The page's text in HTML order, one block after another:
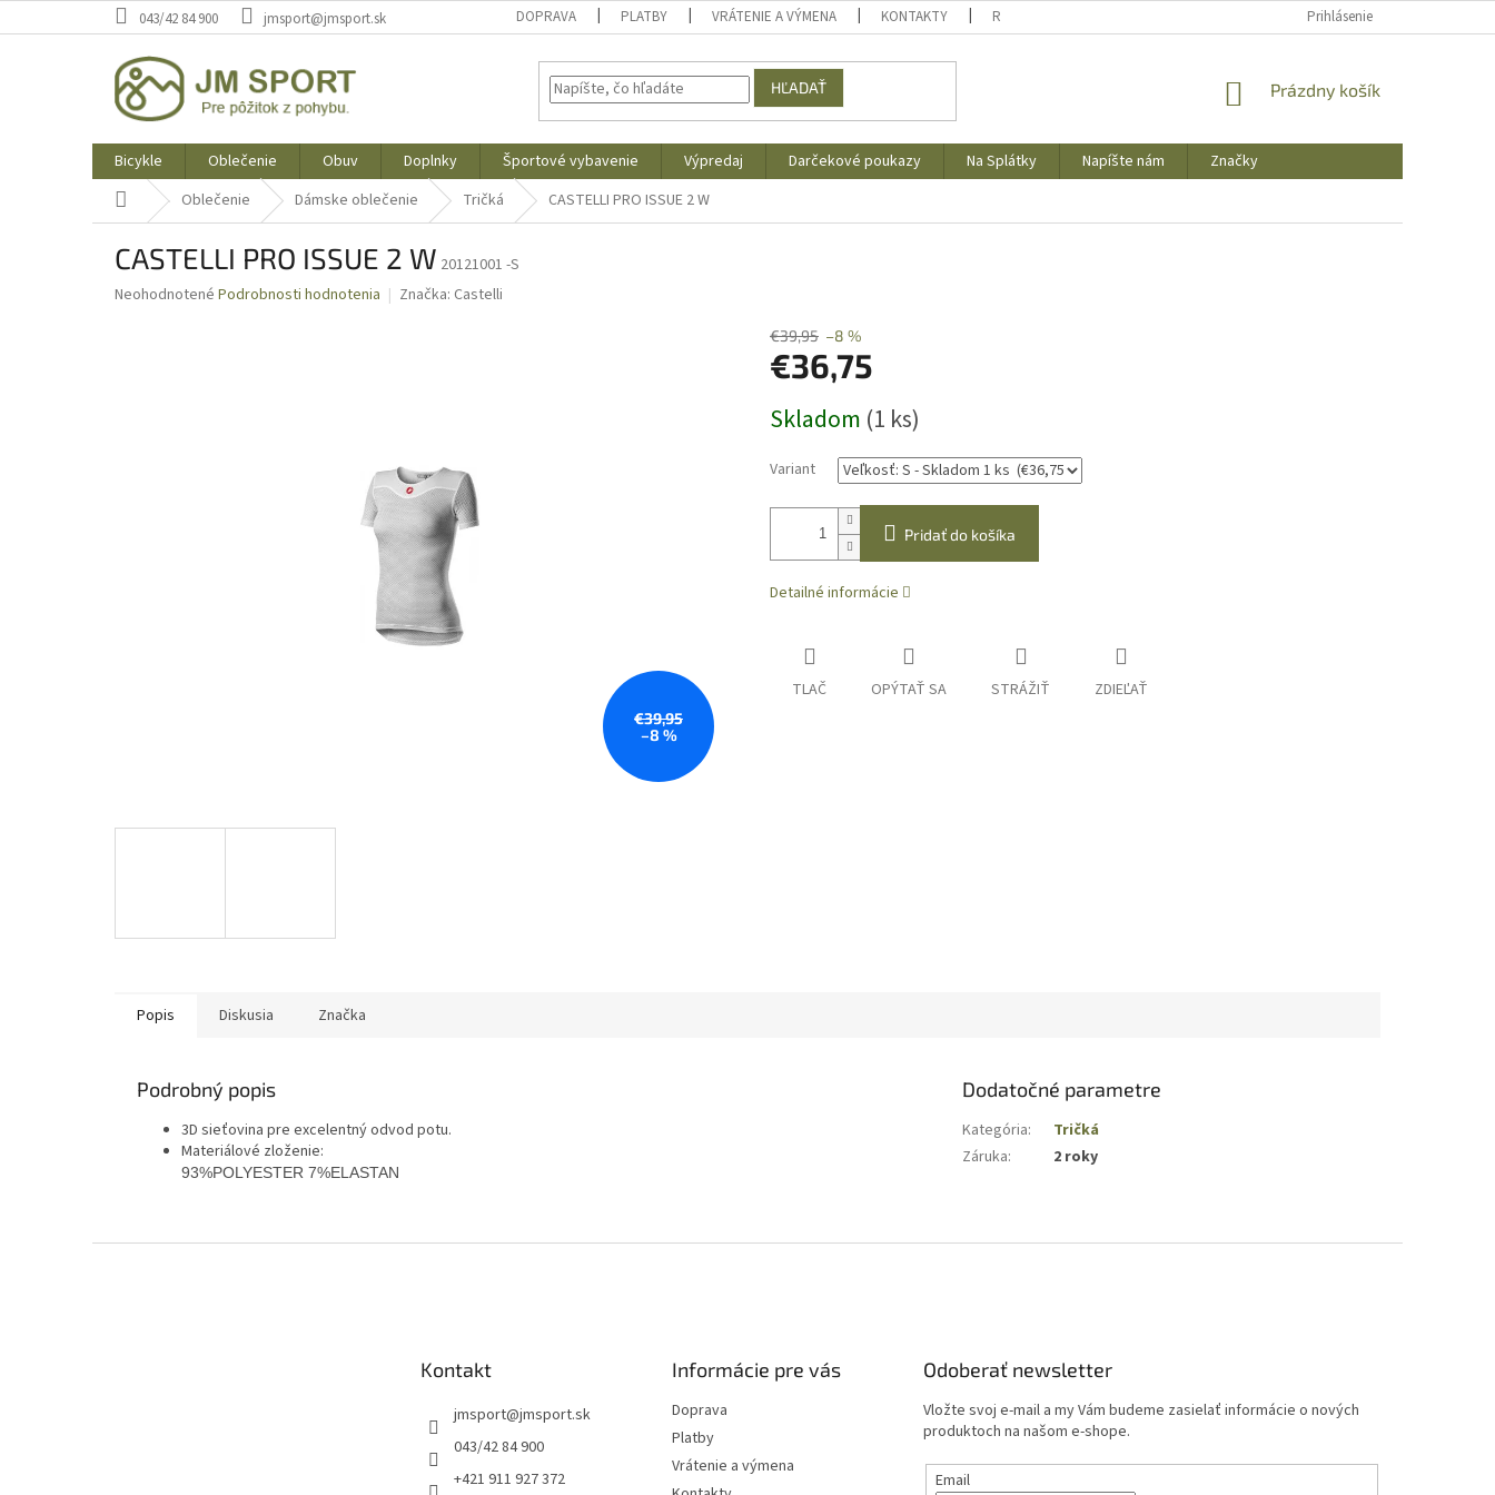
na
043/42 84 900 jmsport@jmsport.sk DOPRAVA PLATBY VRÁTENIE A VÝMENA KONTAKTY REKLAMAČNÝ PORIADOK OBCHODNÉ PODMIENKYPrihlásenie
HĽADAŤ
NÁKUPNÝ
Prázdny košík
Bicykle Oblečenie Obuv Doplnky Športové vybavenie Výpredaj Darčekové poukazy Na Splátky Napíšte nám
Značky
Domov Oblečenie Dámske oblečenie Tričká CASTELLI PRO ISSUE 2 W
CASTELLI PRO ISSUE 2 W 20121001 -S
Priemerné
Neohodnotené Podrobnosti hodnotenia Značka: Castelli
€39,95
–8 %
€39,95 –8 %
€36,75
cena:
Skladom (1 ks)
Variant
Pridať do košíka
Detailné informácie
TLAČ OPÝTAŤ SA STRÁŽIŤ ZDIEĽAŤ
Popis Diskusia Značka
Podrobný popis
3D sieťovina pre excelentný odvod potu.
Materiálové zloženie:
93%POLYESTER 7%ELASTAN
Dodatočné parametre
Kategória:
Tričká
Záruka: 2 roky
Kontakt
jmsport@jmsport.sk
043/42 84 900
+421 911 927 372
Informácie pre vás
Doprava
Platby
Vrátenie a výmena
Odoberať newsletter
Vložte svoj e-mail a my Vám budeme zasielať informácie o nových
produktoch na našom e-shope.
Email